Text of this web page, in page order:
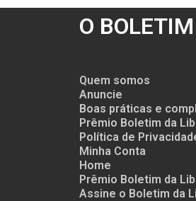
O BOLETIM
Quem somos
Anuncie
Boas práticas e
Prêmio Boletim da
Política de
Minha Conta
Home
Prêmio Boletim da
Assine o Boletim da